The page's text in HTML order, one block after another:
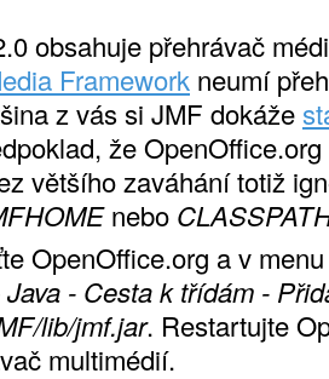
obsahuje přehrávač
Framework neumí
z vás si JMF dokáže
že
většího zaváhání totiž
nebo
OpenOffice.org a v
- Cesta k třídám -
lib/jmf.jar. Restartujte
multimédií.